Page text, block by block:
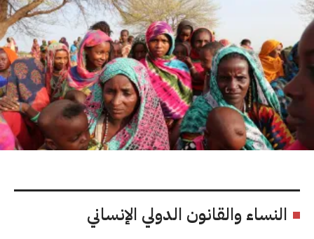
النساء والقانون الدولي الإنساني